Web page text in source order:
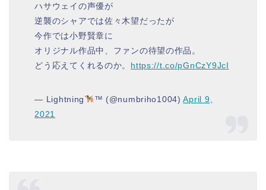
ハサウェイの声優が
逆襲のシャアでは佐々木望だったが
今作では小野賢章に
オリジナル作品中、ファンの待望の作品。
どう応えてくれるのか。 https://t.co/pGnCzY9JcI
— Lightning ™️ (@numbriho1004)April 9,
2021